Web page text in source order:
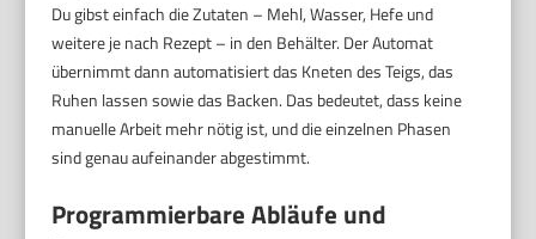
Du gibst einfach die Zutaten – Mehl, Wasser, Hefe und
weitere je nach Rezept – in den Behälter. Der Automat
übernimmt dann automatisiert das Kneten des Teigs, das
Ruhen lassen sowie das Backen. Das bedeutet, dass keine
manuelle Arbeit mehr nötig ist, und die einzelnen Phasen
sind genau aufeinander abgestimmt.
Programmierbare Abläufe und